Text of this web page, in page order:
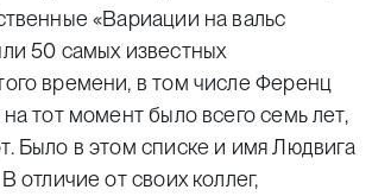
«Вариации на вальс
50 самых известных
времени, в том числе Ференц
тот момент было всего семь лет,
Было в этом списке и имя Людвига
отличие от своих коллег,